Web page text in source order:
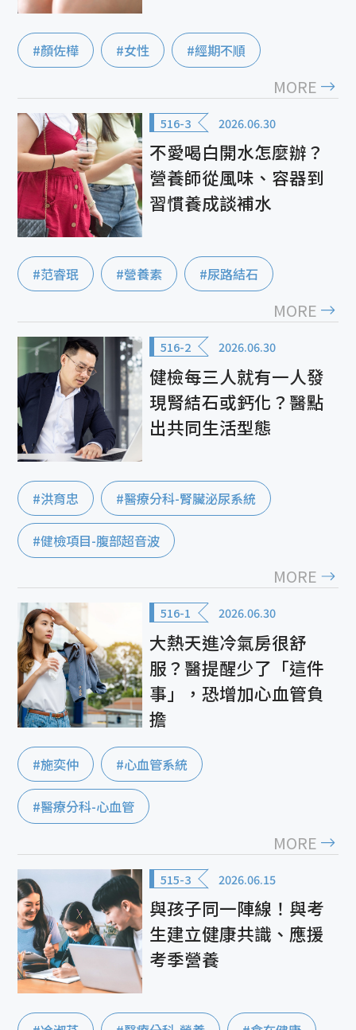
#顏佐樺 #女性 #經期不順
MORE
516-3 2026.06.30
不愛喝白開水怎麼辦？
營養師從風味、容器到
習慣養成談補水
#范睿珉 #營養素 #尿路結石
MORE
516-2 2026.06.30
健檢每三人就有一人發
現腎結石或鈣化？醫點
出共同生活型態
#洪育忠 #醫療分科-腎臟泌尿系統
#健檢項目-腹部超音波
MORE
516-1 2026.06.30
大熱天進冷氣房很舒
服？醫提醒少了「這件
事」，恐增加心血管負
擔
#施奕仲 #心血管系統
#醫療分科-心血管
MORE
515-3 2026.06.15
與孩子同一陣線！與考
生建立健康共識、應援
考季營養